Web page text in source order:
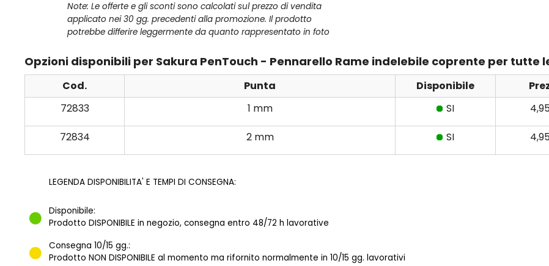
Note: Le offerte e gli sconti sono calcolati sul prezzo di vendita
applicato nei 30 gg. precedenti alla promozione. Il prodotto
potrebbe differire leggermente da quanto rappresentato in foto
Opzioni disponibili per Sakura PenTouch - Pennarello Rame indelebile coprente per tutte
Cod. Punta Disponibile
72833
1 mm SI
72834 2 mm SI
LEGENDA DISPONIBILITA' E TEMPI DI CONSEGNA:
Disponibile:
Prodotto DISPONIBILE in negozio, consegna entro 48/72 h lavorative
Consegna 10/15 gg.:
Prodotto NON DISPONIBILE al momento ma rifornito normalmente in 10/15 gg. lavorativi